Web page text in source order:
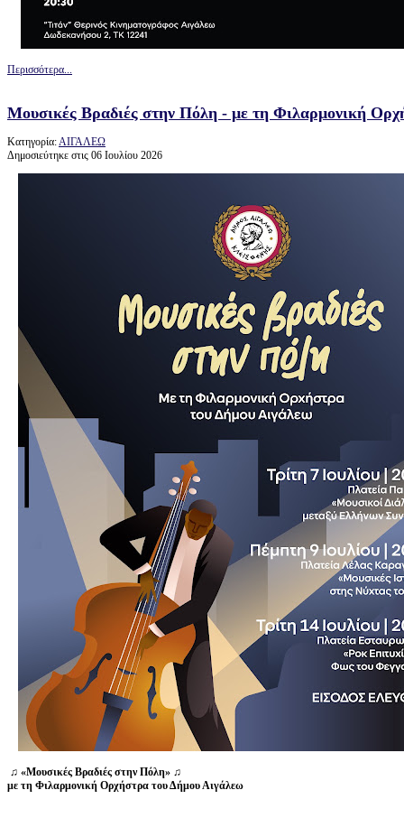
Περισσότερα...
Μουσικές Βραδιές στην Πόλη - με τη Φιλαρμονική
Κατηγορία:ΑΙΓΑΛΕΩ
Δημοσιεύτηκε στις 06 Ιουλίου 2026
♫ «Μουσικές Βραδιές στην Πόλη» ♫
με τη Φιλαρμονική Ορχήστρα του Δήμου Αιγάλεω